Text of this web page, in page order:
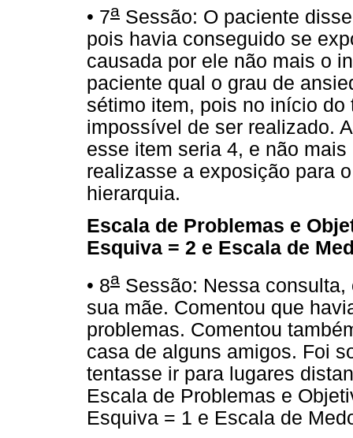
• 7a Sessão: O paciente
pois havia conseguido se
causada por ele não mais o
paciente qual o grau de
sétimo item, pois no início
impossível de ser realizado.
esse item seria 4, e não
realizasse a exposição para
hierarquia.
Escala de Problemas e
Esquiva = 2 e Escala de
• 8a Sessão: Nessa
sua mãe. Comentou que
problemas. Comentou
casa de alguns amigos. Foi
tentasse ir para lugares
Escala de Problemas e
Esquiva = 1 e Escala de